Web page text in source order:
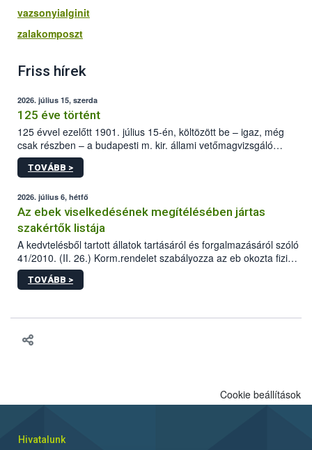
vazsonyialginit
zalakomposzt
Friss hírek
2026. július 15, szerda
125 éve történt
125 évvel ezelőtt 1901. július 15-én, költözött be – igaz, még
csak részben – a budapesti m. kir. állami vetőmagvizsgáló
állomás a Kis Rókus utca 15. szám alatti, Czigler Győző által
tervezett új épületébe.
TOVÁBB >
2026. július 6, hétfő
Az ebek viselkedésének megítélésében jártas
szakértők listája
A kedvtelésből tartott állatok tartásáról és forgalmazásáról szóló
41/2010. (II. 26.) Korm.rendelet szabályozza az eb okozta fizikai
sérülés, illetve ennek veszélye keletkezésekor felmerülő
hatósági feladatokat, valamint a veszélyes eb tartását és annak
TOVÁBB >
Cookie beállítások
Hivatalunk